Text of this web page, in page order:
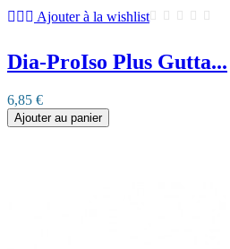
Ajouter à la wishlist
Dia-ProIso Plus Gutta...
6,85 €
Ajouter au panier